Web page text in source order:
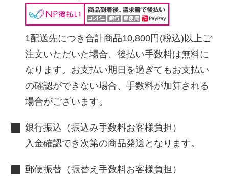
1配送先につき合計商品10,800円(税込)以上ご
注文いただいた場合、後払い手数料は無料に
なります。お支払い期日を過ぎてもお支払い
の確認ができない場合、手数料が加算される
場合がございます。
銀行振込（振込み手数料お客様負担）
入金確認でき次第の商品発送となります。
郵便振替（振替え手数料お客様負担）